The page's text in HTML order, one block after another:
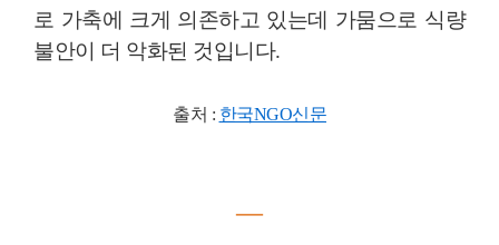
로 가축에 크게 의존하고 있는데 가뭄으로 식량
불안이 더 악화된 것입니다.
출처 : 한국NGO신문
―